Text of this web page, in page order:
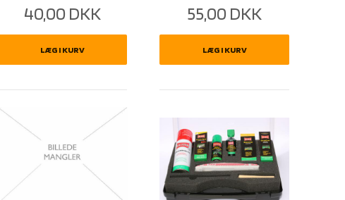
40,00 DKK
LÆG I KURV
55,00 DKK
LÆG I KURV